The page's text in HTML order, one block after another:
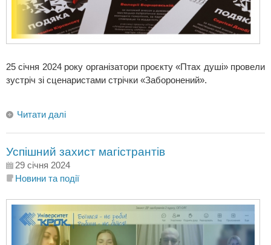
25 січня 2024 року організатори проєкту «Птах душі» провели
зустріч зі сценаристами стрічки «Заборонений».
Читати далі
Успішний захист магістрантів
29 січня 2024
Новини та події